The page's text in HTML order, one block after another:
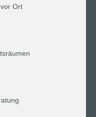
Ort